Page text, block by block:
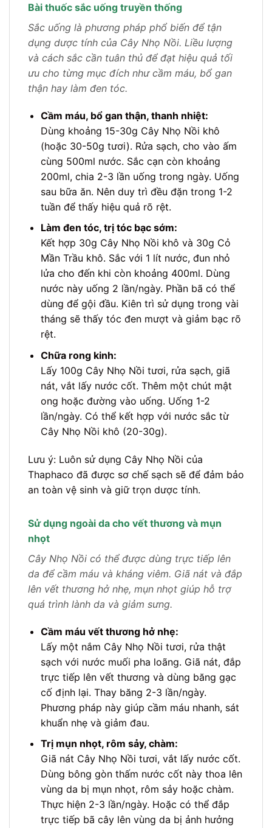
Bài thuốc sắc uống truyền thống
Sắc uống là phương pháp phổ biến để tận
dụng dược tính của Cây Nhọ Nồi. Liều lượng
và cách sắc cần tuân thủ để đạt hiệu quả tối
ưu cho từng mục đích như cầm máu, bổ gan
thận hay làm đen tóc.
Cầm máu, bổ gan thận, thanh nhiệt:
Dùng khoảng 15-30g Cây Nhọ Nồi khô
(hoặc 30-50g tươi). Rửa sạch, cho vào ấm
cùng 500ml nước. Sắc cạn còn khoảng
200ml, chia 2-3 lần uống trong ngày. Uống
sau bữa ăn. Nên duy trì đều đặn trong 1-2
tuần để thấy hiệu quả rõ rệt.
Làm đen tóc, trị tóc bạc sớm:
Kết hợp 30g Cây Nhọ Nồi khô và 30g Cỏ
Mần Trầu khô. Sắc với 1 lít nước, đun nhỏ
lửa cho đến khi còn khoảng 400ml. Dùng
nước này uống 2 lần/ngày. Phần bã có thể
dùng để gội đầu. Kiên trì sử dụng trong vài
tháng sẽ thấy tóc đen mượt và giảm bạc rõ
rệt.
Chữa rong kinh:
Lấy 100g Cây Nhọ Nồi tươi, rửa sạch, giã
nát, vắt lấy nước cốt. Thêm một chút mật
ong hoặc đường vào uống. Uống 1-2
lần/ngày. Có thể kết hợp với nước sắc từ
Cây Nhọ Nồi khô (20-30g).
Lưu ý: Luôn sử dụng Cây Nhọ Nồi của
Thaphaco đã được sơ chế sạch sẽ để đảm bảo
an toàn vệ sinh và giữ trọn dược tính.
Sử dụng ngoài da cho vết thương và mụn
nhọt
Cây Nhọ Nồi có thể được dùng trực tiếp lên
da để cầm máu và kháng viêm. Giã nát và đắp
lên vết thương hở nhẹ, mụn nhọt giúp hỗ trợ
quá trình lành da và giảm sưng.
Cầm máu vết thương hở nhẹ:
Lấy một nắm Cây Nhọ Nồi tươi, rửa thật
sạch với nước muối pha loãng. Giã nát, đắp
trực tiếp lên vết thương và dùng băng gạc
cố định lại. Thay băng 2-3 lần/ngày.
Phương pháp này giúp cầm máu nhanh, sát
khuẩn nhẹ và giảm đau.
Trị mụn nhọt, rôm sảy, chàm:
Giã nát Cây Nhọ Nồi tươi, vắt lấy nước cốt.
Dùng bông gòn thấm nước cốt này thoa lên
vùng da bị mụn nhọt, rôm sảy hoặc chàm.
Thực hiện 2-3 lần/ngày. Hoặc có thể đắp
trực tiếp bã cây lên vùng da bị ảnh hưởng